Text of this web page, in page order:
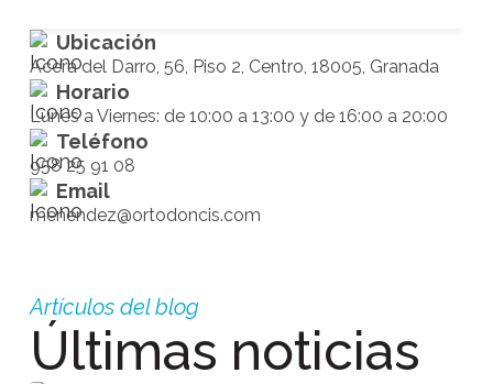
Ubicación
Acera del Darro, 56, Piso 2, Centro, 18005, Granada
Horario
Lunes a Viernes: de 10:00 a 13:00 y de 16:00 a 20:00
Teléfono
958 25 91 08
Email
menendez@ortodoncis.com
Artículos del blog
Últimas noticias